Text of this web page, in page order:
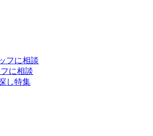
フに相談
に相談
し特集